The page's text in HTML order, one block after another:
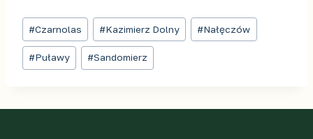
Tagi
wpisu:
#Czarnolas #Kazimierz Dolny #Nałęczów
#Puławy #Sandomierz